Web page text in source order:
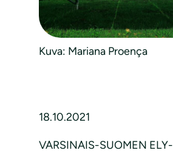
Kuva: Mariana Proença
18.10.2021
VARSINAIS-SUOMEN ELY-